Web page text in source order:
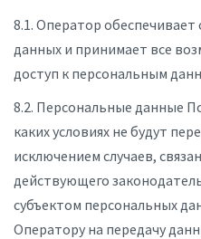
8.1. Оператор
данных и принимает все
доступ к персональным
8.2. Персональные данные
каких условиях не будут
исключением случаев,
действующего
субъектом персональных
Оператору на передачу